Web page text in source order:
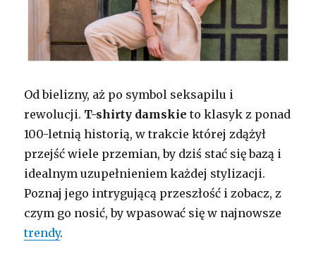
Od bielizny, aż po symbol seksapilu i
rewolucji. T-shirty damskie to klasyk z ponad
100-letnią historią, w trakcie której zdążył
przejść wiele przemian, by dziś stać się bazą i
idealnym uzupełnieniem każdej stylizacji.
Poznaj jego intrygującą przeszłość i zobacz, z
czym go nosić, by wpasować się w najnowsze
trendy.